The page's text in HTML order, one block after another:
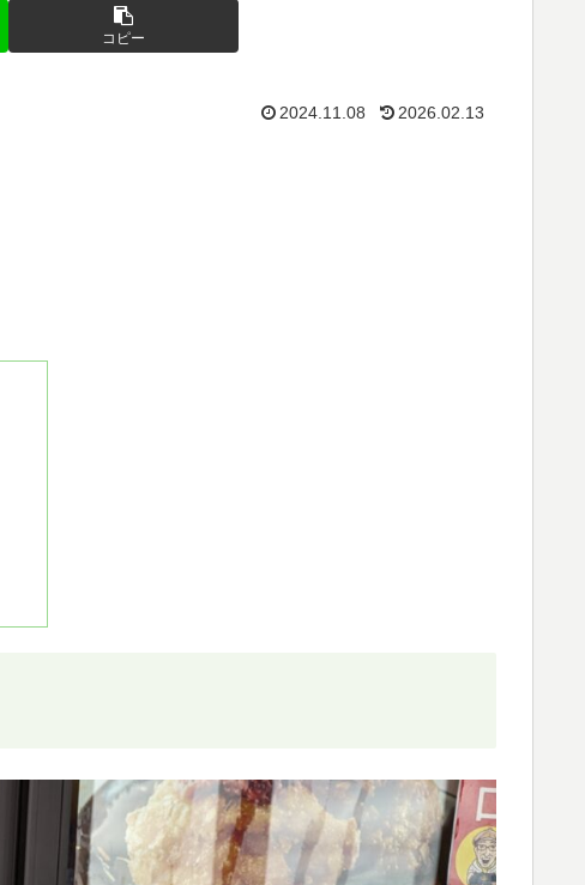
コピー
2024.11.08 2026.02.13